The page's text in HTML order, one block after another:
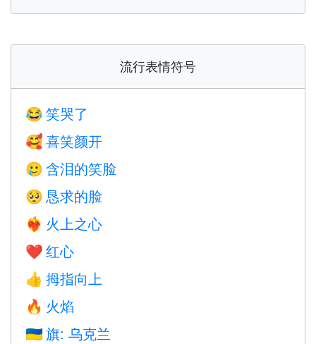
流行表情符号
😂 笑哭了
🥰 喜笑颜开
🥲 含泪的笑脸
🥺 恳求的脸
❤️‍🔥 火上之心
❤️ 红心
👍 拇指向上
🔥 火焰
🇺🇦 旗: 乌克兰